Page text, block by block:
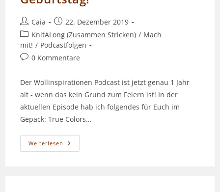
Beitrags-
Autor:
Caia
Beitrag
veröffentlicht:
22. Dezember 2019
Beitrags-
Kategorie:
KnitALong (Zusammen Stricken) / Mach
mit! / Podcastfolgen
Beitrags-
0 Kommentare
Der Wollinspirationen Podcast ist jetzt genau 1 Jahr
alt - wenn das kein Grund zum Feiern ist! In der
aktuellen Episode hab ich folgendes für Euch im
Gepäck: True Colors…
Weiterlesen Episode
042